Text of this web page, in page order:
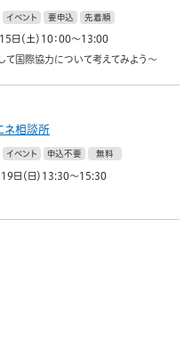
イベント 要申込 先着順
日（土）10：00～13:00
て国際協力について考えてみよう～
ネ相談所
イベント 申込不要 無料
日（日）13:30～15:30